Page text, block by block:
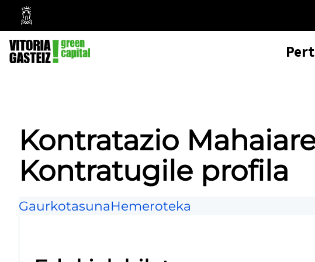
Vitoria-
Gasteizko
Udala
Kontratazio
Kontratugile profila
GaurkotasunaHemeroteka